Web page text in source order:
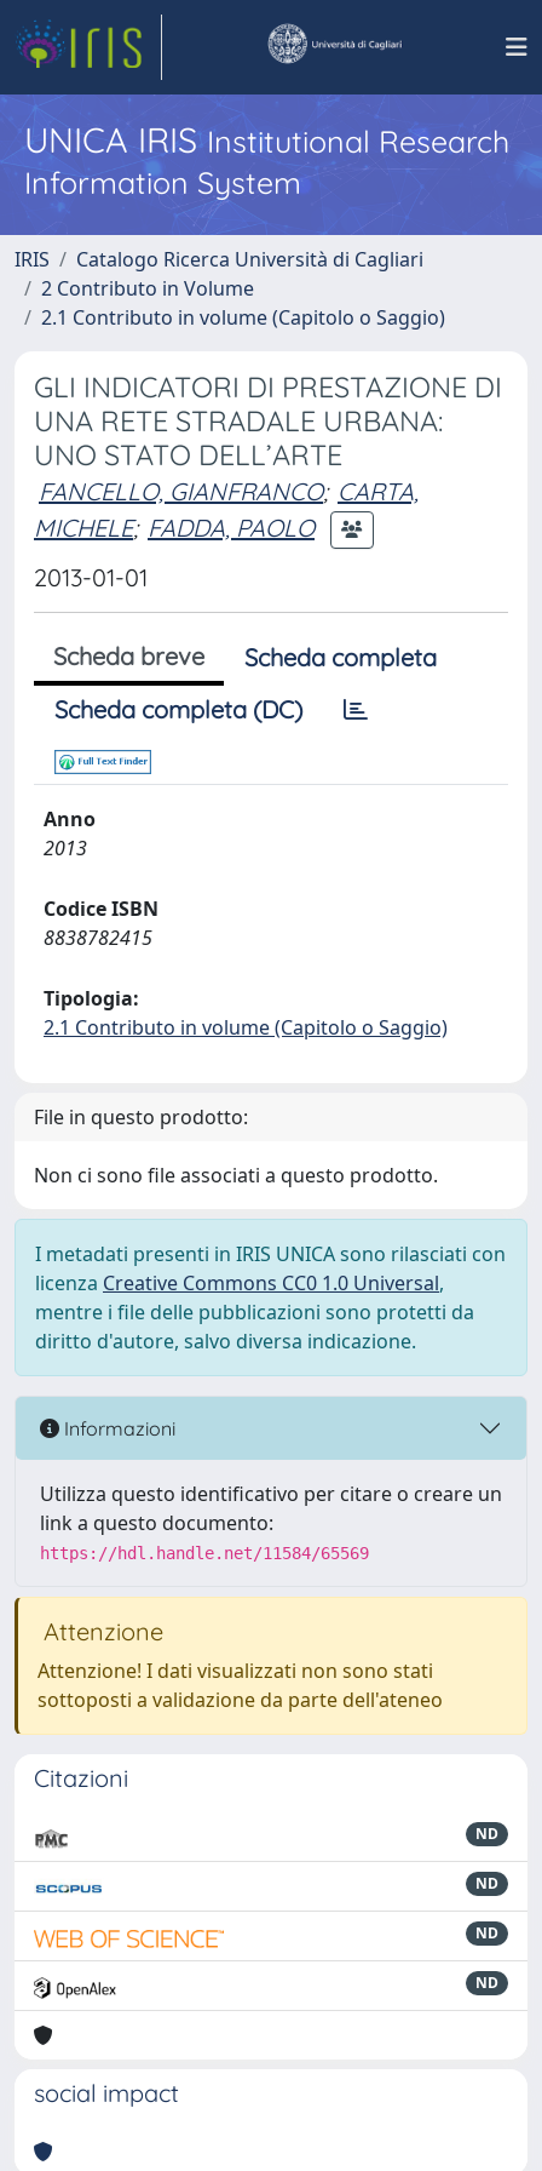
UNICA IRISInstitutional Research
Information System
IRIS
Catalogo Ricerca Università di Cagliari
2 Contributo in Volume
2.1 Contributo in volume (Capitolo o Saggio)
GLI INDICATORI DI PRESTAZIONE DI
UNA RETE STRADALE URBANA:
UNO STATO DELL’ARTE
FANCELLO, GIANFRANCO; CARTA,
MICHELE; FADDA, PAOLO
2013-01-01
Scheda breve
Scheda completa
Scheda completa (DC)
Anno
2013
Codice ISBN
8838782415
Tipologia:
2.1 Contributo in volume (Capitolo o Saggio)
File in questo prodotto:
Non ci sono file associati a questo prodotto.
I metadati presenti in IRIS UNICA sono rilasciati con
licenza Creative Commons CC0 1.0 Universal,
mentre i file delle pubblicazioni sono protetti da
diritto d'autore, salvo diversa indicazione.
Informazioni
Utilizza questo identificativo per citare o creare un
link a questo documento:
https://hdl.handle.net/11584/65569
Attenzione
Attenzione! I dati visualizzati non sono stati
sottoposti a validazione da parte dell'ateneo
Citazioni
ND
ND
ND
ND
social impact